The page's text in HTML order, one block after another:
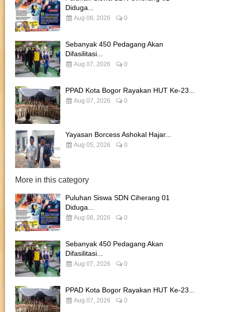
Diduga...
Aug 08, 2026 0
Sebanyak 450 Pedagang Akan
Difasilitasi...
Aug 07, 2026 0
PPAD Kota Bogor Rayakan HUT Ke-23...
Aug 07, 2026 0
Yayasan Borcess Ashokal Hajar...
Aug 05, 2026 0
More in this category
Puluhan Siswa SDN Ciherang 01
Diduga...
Aug 08, 2026 0
Sebanyak 450 Pedagang Akan
Difasilitasi...
Aug 07, 2026 0
PPAD Kota Bogor Rayakan HUT Ke-23...
Aug 07, 2026 0